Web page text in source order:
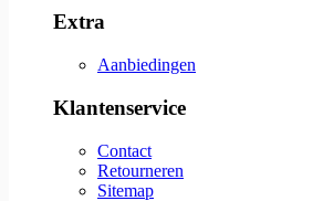
Extra
Aanbiedingen
Klantenservice
Contact
Retourneren
Sitemap